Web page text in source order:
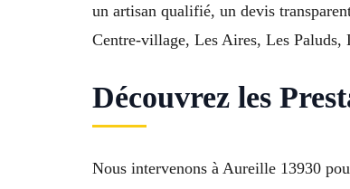
un artisan qualifié, un devis
Centre-village, Les Aires, Les Paluds,
Découvrez les
Nous intervenons à Aureille 13930